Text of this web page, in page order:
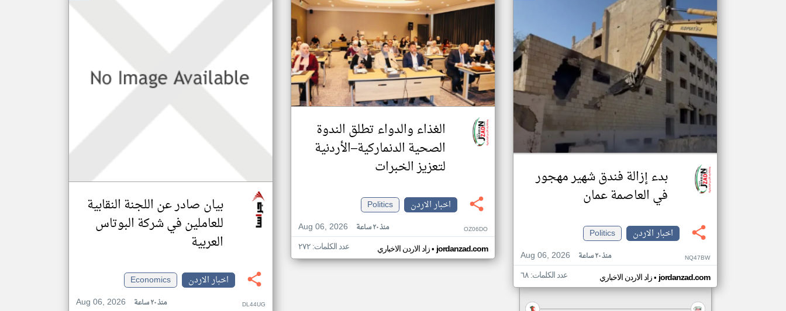
بدء إزالة فندق شهير مهجور
في العاصمة عمان
اخبار الاردن
Politics
Aug 06, 2026
منذ ٢٠ ساعة NQ47BW
زاد الاردن الاخباري•jordanzad.com عدد الكلمات: ٦٨
الغذاء والدواء تطلق الندوة
الصحية الدنماركية–الأردنية
لتعزيز الخبرات
اخبار الاردن
Politics
Aug 06, 2026
منذ ٢٠ ساعة OZ06DO
زاد الاردن الاخباري•jordanzad.com عدد الكلمات: ٢٧٢
بيان صادر عن اللجنة النقابية
للعاملين في شركة البوتاس
العربية
اخبار الاردن
Economics
Aug 06, 2026
منذ ٢٠ ساعة DL44UG